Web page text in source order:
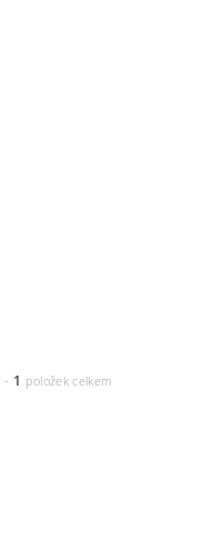
- 1 položek celkem